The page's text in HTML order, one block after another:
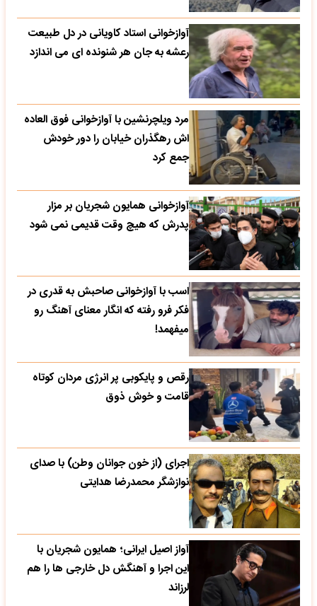
آوازخوانی استاد کاویانی در دل طبیعت
رعشه به جان هر شنونده ای می اندازد
مرد ویلچرنشین با آوازخوانی فوق العاده
اش رهگذران خیابان را دور خودش
جمع کرد
آوازخوانی همایون شجریان بر مزار
پدرش که هیچ وقت قدیمی نمی شود
اسب با آوازخوانی صاحبش به قدری در
فکر فرو رفته که انگار معنای آهنگ رو
میفهمد!
رقص و پایکوبی پر انرژی مردان کوتاه
قامت و خوش ذوق
اجرای (از خون جوانان وطن) با صدای
نوازشگر محمدرضا هدایتی
آواز اصیل ایرانی؛ همایون شجریان با
این اجرا و آهنگش دل خارجی ها را هم
لرزاند